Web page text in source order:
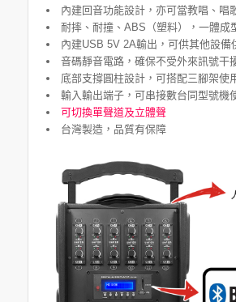
內建回音功能設計，亦可當教唱、唱
耐摔、耐撞、ABS（塑料），一體成
內建USB 5V 2A輸出，可供其他設備
音碼靜音電路，確保不受外來訊號干
底部支撐圓柱設計，可搭配三腳架使
輸入輸出端子，可串接數台同型號機
可切換單聲道及立體聲
台灣製造，品質有保障